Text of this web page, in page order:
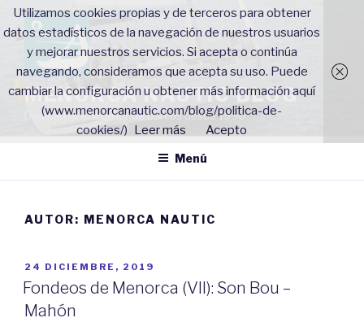
Saltar
al
contenido
MENORCA NAUTIC BLOG
Dedicados al alquiler de barcos desde 1990
Menú
AUTOR: MENORCA NAUTIC
PUBLICADO
EL
24 DICIEMBRE, 2019
Fondeos de Menorca (VII): Son Bou –
Mahón
Utilizamos cookies propias y de terceros para obtener
datos estadísticos de la navegación de nuestros usuarios
y mejorar nuestros servicios. Si acepta o continúa
navegando, consideramos que acepta su uso. Puede
cambiar la configuración u obtener más información aquí
(www.menorcanautic.com/blog/politica-de-
cookies/) Leer más Acepto